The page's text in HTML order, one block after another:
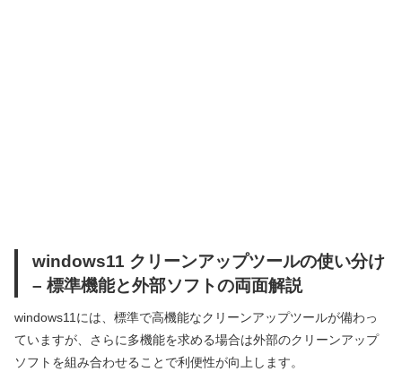
windows11 クリーンアップツールの使い分け
– 標準機能と外部ソフトの両面解説
windows11には、標準で高機能なクリーンアップツールが備わっ
ていますが、さらに多機能を求める場合は外部のクリーンアップ
ソフトを組み合わせることで利便性が向上します。